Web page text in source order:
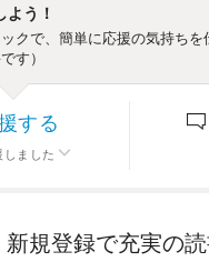
う！
クで、簡単に応援の気持ちを
す）
する
しました
新規登録で充実の